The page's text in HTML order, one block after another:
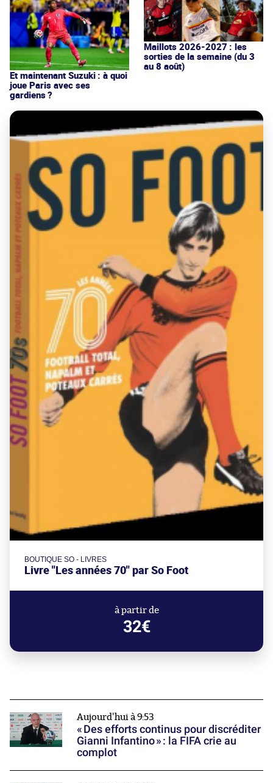
Et maintenant Suzuki : à quoi
joue Paris avec ses
gardiens ?
Maillots 2026-2027 : les
sorties de la semaine (du 3
au 8 août)
BOUTIQUE SO - LIVRES
Livre "Les années 70" par So Foot
à partir de
32€
Aujourd'hui à 9:53
« Des efforts continus pour discréditer
Gianni Infantino » : la FIFA crie au
complot